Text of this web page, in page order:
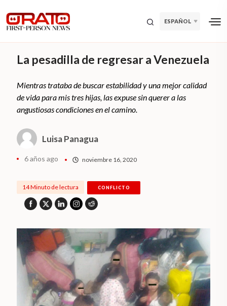
ESPAÑOL
La pesadilla de regresar a Venezuela
Mientras trataba de buscar estabilidad y una mejor calidad
de vida para mis tres hijas, las expuse sin querer a las
angustiosas condiciones en el camino.
Luisa Panagua
6 años ago noviembre 16, 2020
14 Minuto de lectura CONFLICTO